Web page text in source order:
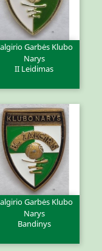
Garbės Klubo
Narys
II Leidimas
Garbės Klubo
Narys
Bandinys